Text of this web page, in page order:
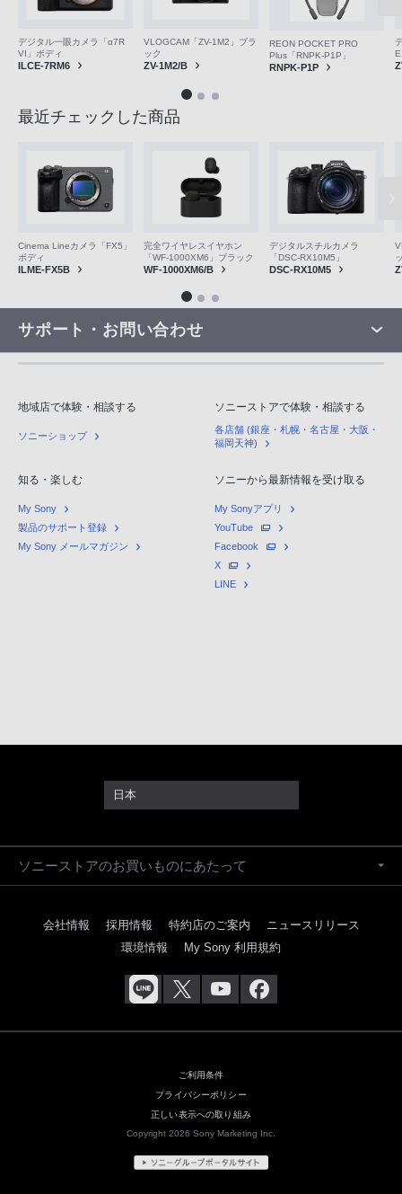
デジタル一眼カメラ「α7R
VI」ボディ
ILCE-7RM6
VLOGCAM「ZV-1M2」ブラ
ック
ZV-1M2/B
REON POCKET PRO
Plus「RNPK-P1P」
RNPK-P1P
最近チェックした商品
Cinema Lineカメラ「FX5」
ボディ
ILME-FX5B
完全ワイヤレスイヤホン
「WF-1000XM6」ブラック
WF-1000XM6/B
デジタルスチルカメラ
「DSC-RX10M5」
DSC-RX10M5
サポート・お問い合わせ
地域店で体験・相談する
ソニーショップ
ソニーストアで体験・相談する
各店舗 (銀座・札幌・名古屋・大阪・
福岡天神)
知る・楽しむ
My Sony
製品のサポート登録
My Sony メールマガジン
ソニーから最新情報を受け取る
My Sonyアプリ
YouTube
Facebook
X
LINE
日本
ソニーストアのお買いものにあたって
会社情報 採用情報 特約店のご案内
ニュースリリース
環境情報
My Sony 利用規約
ご利用条件
プライバシーポリシー
正しい表示への取り組み
Copyright 2026 Sony Marketing Inc.